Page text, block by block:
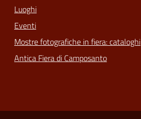
Luoghi
Eventi
Mostre fotografiche in fiera: cataloghi
Antica Fiera di Camposanto